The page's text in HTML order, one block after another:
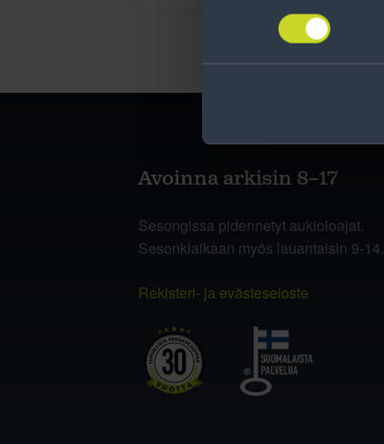
Avoinna arkisin 8–17
Sesongissa pidennetyt aukioloajat.
Sesonkiaikaan myös lauantaisin 9-14.
Rekisteri- ja evästeseloste